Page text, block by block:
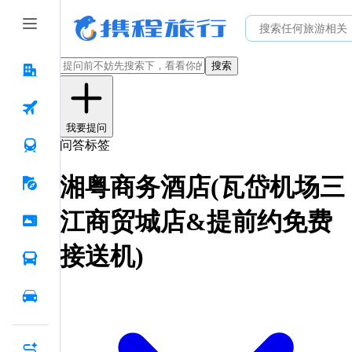
搜索
我要提问
问答标签
湘粤商务酒店(瓦岱机场三
江商贸城店&提前约免费
接送机)